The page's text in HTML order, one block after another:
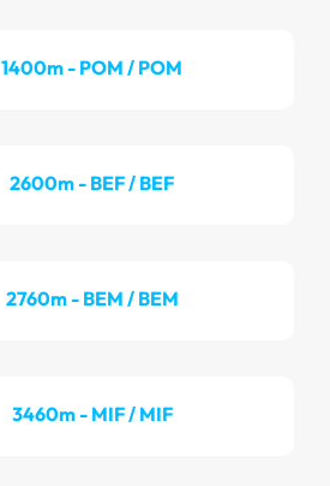
1400m - POM / POM
2600m - BEF / BEF
2760m - BEM / BEM
3460m - MIF / MIF